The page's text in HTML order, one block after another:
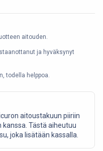
aitouden.
ja hyväksynyt
todella helppoa.
aitoustakuun piiriin
Tästä aiheutuu
joka lisätään kassalla.